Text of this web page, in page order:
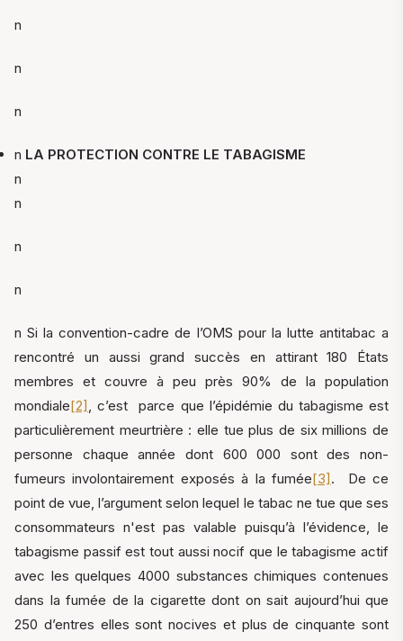
n
n
n
n LA PROTECTION CONTRE LE TABAGISME
n
n
n
n
n Si la convention-cadre de l’OMS pour la lutte antitabac a
rencontré un aussi grand succès en attirant 180 États
membres et couvre à peu près 90% de la population
mondiale[2] , c’est parce que l’épidémie du tabagisme est
particulièrement meurtrière : elle tue plus de six millions de
personne chaque année dont 600 000 sont des non-
fumeurs involontairement exposés à la fumée[3] . De ce
point de vue, l’argument selon lequel le tabac ne tue que ses
consommateurs n'est pas valable puisqu’à l’évidence, le
tabagisme passif est tout aussi nocif que le tabagisme actif
avec les quelques 4000 substances chimiques contenues
dans la fumée de la cigarette dont on sait aujourd’hui que
250 d’entres elles sont nocives et plus de cinquante sont